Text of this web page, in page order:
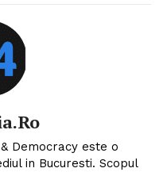
Democracy este o
in Bucuresti. Scopul